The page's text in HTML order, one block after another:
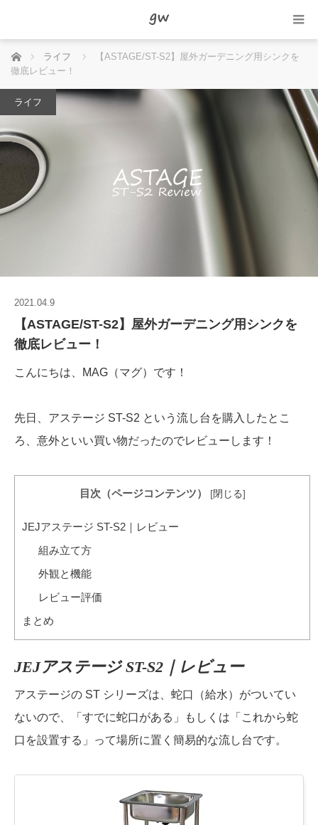
ホーム ライフ
【ASTAGE/ST-S2】屋外ガーデニング用シンクを
徹底レビュー！
ライフ
2021.04.9
【ASTAGE/ST-S2】屋外ガーデニング用シンクを
徹底レビュー！
こんにちは、MAG（マグ）です！
先日、アステージ ST-S2 という流し台 を購入したとこ
ろ、意外といい買い物だったのでレビューします！
目次（ページコンテンツ） [閉じる]
JEJアステージ ST-S2｜レビュー
組み立て方
外観と機能
レビュー評価
まとめ
JEJアステージ ST-S2｜レビュー
アステージの ST シリーズは、蛇口（給水）がついてい
ないので、「すでに蛇口がある」もしくは「これから蛇
口を設置する」って場所に置く簡易的な流し台です。